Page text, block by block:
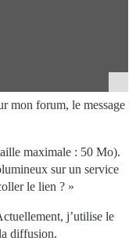
mon forum, le message
maximale : 50 Mo).
sur un service
le lien ? »
j’utilise le
diffusion.